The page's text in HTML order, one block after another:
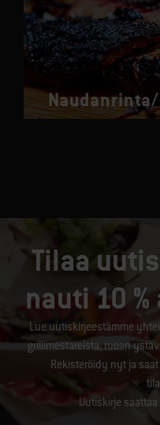
Tilaa
nauti 10
Lue uutiskirjeestämme
grillimestareista, ruoan
Rekisteröidy nyt ja
Uutiskirje